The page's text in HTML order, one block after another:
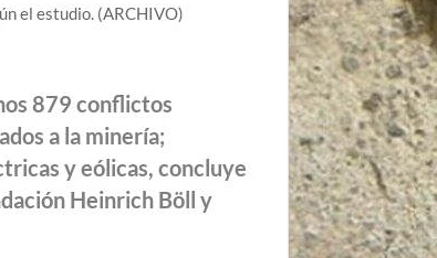
el estudio. (ARCHIVO)
879 conflictos
a la minería;
y eólicas, concluye
Heinrich Böll y